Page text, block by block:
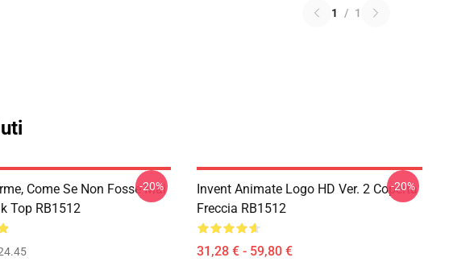
1 / 1
Come Se Non Fosse Mai
Top RB1512
-20%
Invent Animate Logo HD Ver. 2 Coperta
Freccia RB1512
31,28 € - 59,80 €
-20%